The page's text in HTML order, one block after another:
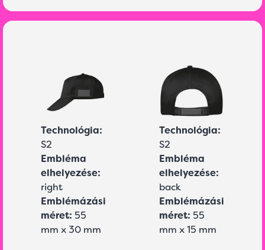
Technológia:
S2
Embléma
elhelyezése:
right
Emblémázási
méret: 55
mm x 30 mm
Technológia:
S2
Embléma
elhelyezése:
back
Emblémázási
méret: 55
mm x 15 mm